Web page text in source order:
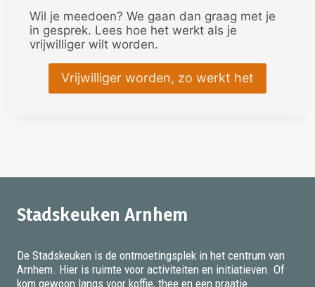
Wil je meedoen? We gaan dan graag met je
in gesprek. Lees hoe het werkt als je
vrijwilliger wilt worden.
Vrijwilliger worden, zo werkt het
Stadskeuken Arnhem
De Stadskeuken is de ontmoetingsplek in het centrum van
Arnhem. Hier is ruimte voor activiteiten en initiatieven. Of
kom gewoon langs voor koffie, thee en een praatje.